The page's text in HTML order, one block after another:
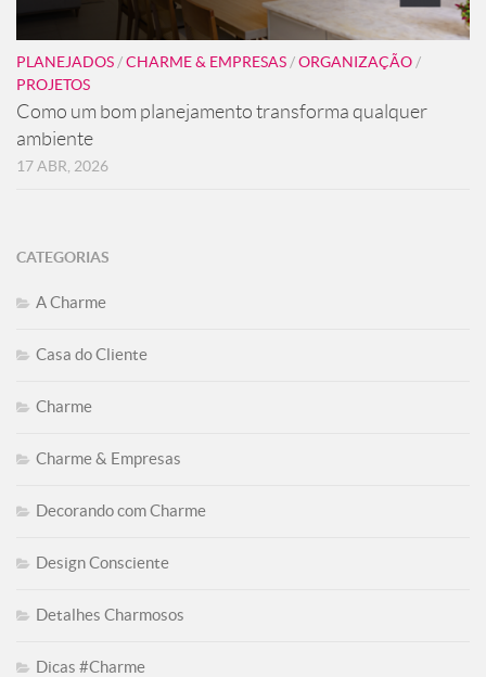
PLANEJADOS /CHARME & EMPRESAS /ORGANIZAÇÃO /
PROJETOS
Como um bom planejamento transforma qualquer
ambiente
17 ABR, 2026
CATEGORIAS
A Charme
Casa do Cliente
Charme
Charme & Empresas
Decorando com Charme
Design Consciente
Detalhes Charmosos
Dicas #Charme